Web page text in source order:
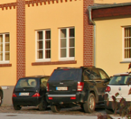
WEITERE INFORMATIONEN